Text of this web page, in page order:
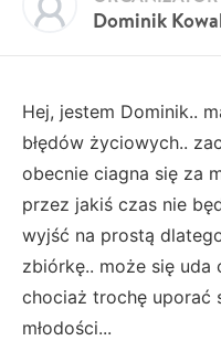
Dominik
Hej, jestem Dominik..
błędów życiowych..
obecnie ciagna się za
przez jakiś czas nie
wyjść na prostą
zbiórkę.. może się
chociaż trochę uporać
młodości...